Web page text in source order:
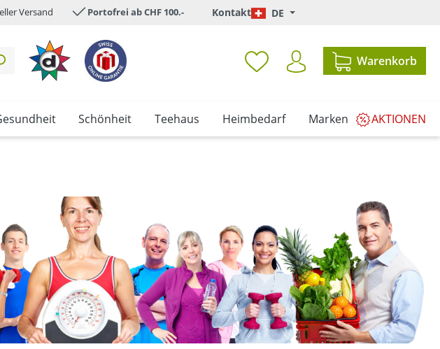
Versand Portofrei ab CHF 100.- Kontakt DE
Warenkorb
Schönheit Teehaus Heimbedarf Marken AKTIONEN